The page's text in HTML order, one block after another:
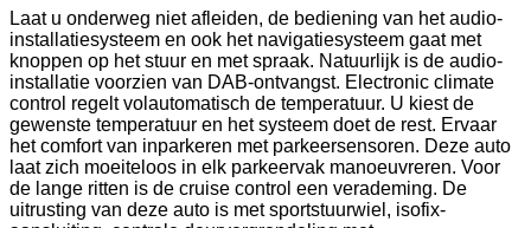
Laat u onderweg niet afleiden, de bediening van het audio-
installatiesysteem en ook het navigatiesysteem gaat met
knoppen op het stuur en met spraak. Natuurlijk is de audio-
installatie voorzien van DAB-ontvangst. Electronic climate
control regelt volautomatisch de temperatuur. U kiest de
gewenste temperatuur en het systeem doet de rest. Ervaar
het comfort van inparkeren met parkeersensoren. Deze auto
laat zich moeiteloos in elk parkeervak manoeuvreren. Voor
de lange ritten is de cruise control een verademing. De
uitrusting van deze auto is met sportstuurwiel, isofix-